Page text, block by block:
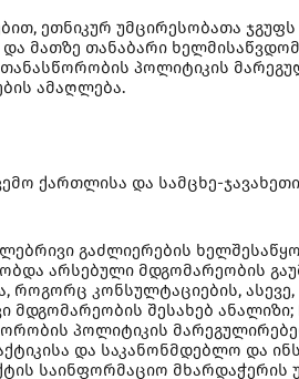
ეთნიკურ უმცირესობათა
და მათზე თანაბარი
პოლიტიკის
ამაღლება.
ქართლისა და სამცხე-
გაძლიერების
არსებული მდგომარეობის
როგორც კონსულტაციების,
შესახებ
პოლიტიკის
და საკანონმდებლო და
საინფორმაციო